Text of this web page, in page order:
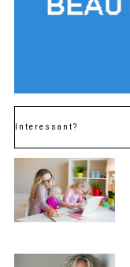
Interessant?